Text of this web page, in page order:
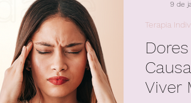
Viver
Terapia
9 de